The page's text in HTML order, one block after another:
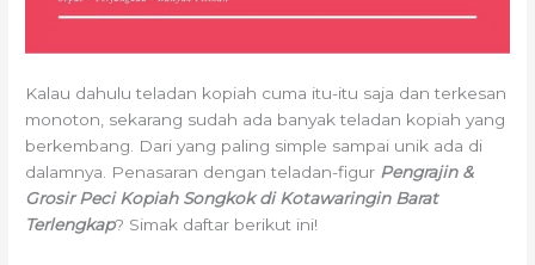
Kalau dahulu teladan kopiah cuma itu-itu saja dan terkesan
monoton, sekarang sudah ada banyak teladan kopiah yang
berkembang. Dari yang paling simple sampai unik ada di
dalamnya. Penasaran dengan teladan-figur Pengrajin &
Grosir Peci Kopiah Songkok di Kotawaringin Barat
Terlengkap? Simak daftar berikut ini!